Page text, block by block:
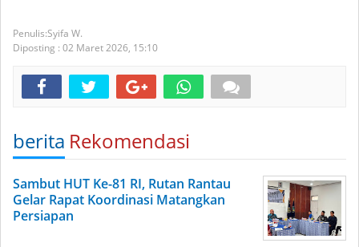
Syifa W.
Diposting : 02 Maret 2026, 15:10
berita Rekomendasi
Sambut HUT Ke-81 RI, Rutan Rantau
Gelar Rapat Koordinasi Matangkan
Persiapan